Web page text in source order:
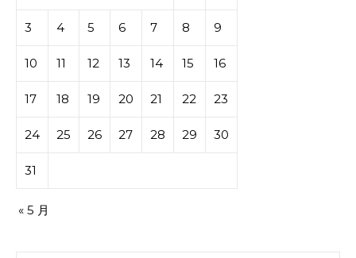
3 4 5 6 7 8 9
10 11 12 13 14 15 16
17 18 19 20 21 22 23
24 25 26 27 28 29 30
31
« 5 月